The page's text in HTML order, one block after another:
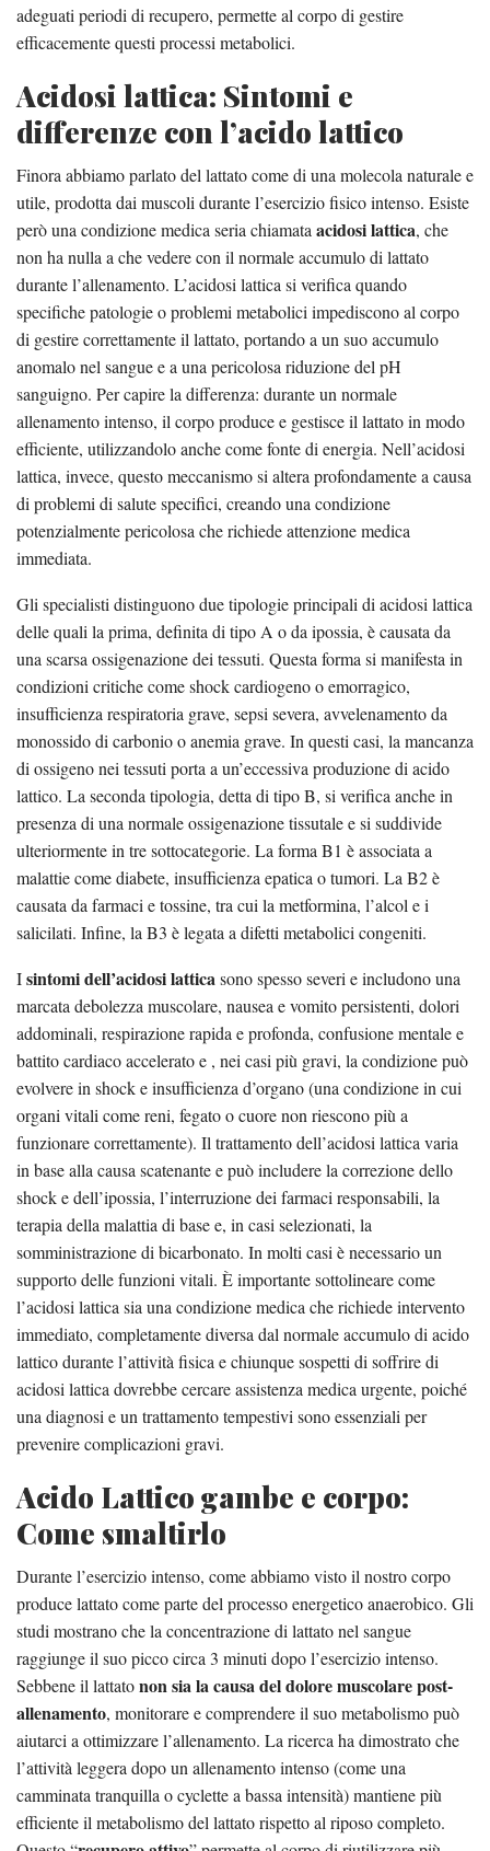
adeguati periodi di recupero, permette al corpo di gestire
efficacemente questi processi metabolici.
Acidosi lattica: Sintomi e
differenze con l’acido lattico
Finora abbiamo parlato del lattato come di una molecola naturale e
utile, prodotta dai muscoli durante l’esercizio fisico intenso. Esiste
però una condizione medica seria chiamata acidosi lattica, che
non ha nulla a che vedere con il normale accumulo di lattato
durante l’allenamento. L’acidosi lattica si verifica quando
specifiche patologie o problemi metabolici impediscono al corpo
di gestire correttamente il lattato, portando a un suo accumulo
anomalo nel sangue e a una pericolosa riduzione del pH
sanguigno. Per capire la differenza: durante un normale
allenamento intenso, il corpo produce e gestisce il lattato in modo
efficiente, utilizzandolo anche come fonte di energia. Nell’acidosi
lattica, invece, questo meccanismo si altera profondamente a causa
di problemi di salute specifici, creando una condizione
potenzialmente pericolosa che richiede attenzione medica
immediata.
Gli specialisti distinguono due tipologie principali di acidosi lattica
delle quali la prima, definita di tipo A o da ipossia, è causata da
una scarsa ossigenazione dei tessuti. Questa forma si manifesta in
condizioni critiche come shock cardiogeno o emorragico,
insufficienza respiratoria grave, sepsi severa, avvelenamento da
monossido di carbonio o anemia grave. In questi casi, la mancanza
di ossigeno nei tessuti porta a un’eccessiva produzione di acido
lattico. La seconda tipologia, detta di tipo B, si verifica anche in
presenza di una normale ossigenazione tissutale e si suddivide
ulteriormente in tre sottocategorie. La forma B1 è associata a
malattie come diabete, insufficienza epatica o tumori. La B2 è
causata da farmaci e tossine, tra cui la metformina, l’alcol e i
salicilati. Infine, la B3 è legata a difetti metabolici congeniti.
Isintomi dell’acidosi latticasono spesso severi e includono una
marcata debolezza muscolare, nausea e vomito persistenti, dolori
addominali, respirazione rapida e profonda, confusione mentale e
battito cardiaco accelerato e , nei casi più gravi, la condizione può
evolvere in shock e insufficienza d’organo (una condizione in cui
organi vitali come reni, fegato o cuore non riescono più a
funzionare correttamente). Il trattamento dell’acidosi lattica varia
in base alla causa scatenante e può includere la correzione dello
shock e dell’ipossia, l’interruzione dei farmaci responsabili, la
terapia della malattia di base e, in casi selezionati, la
somministrazione di bicarbonato. In molti casi è necessario un
supporto delle funzioni vitali. È importante sottolineare come
l’acidosi lattica sia una condizione medica che richiede intervento
immediato, completamente diversa dal normale accumulo di acido
lattico durante l’attività fisica e chiunque sospetti di soffrire di
acidosi lattica dovrebbe cercare assistenza medica urgente, poiché
una diagnosi e un trattamento tempestivi sono essenziali per
prevenire complicazioni gravi.
Acido Lattico gambe e corpo:
Come smaltirlo
Durante l’esercizio intenso, come abbiamo visto il nostro corpo
produce lattato come parte del processo energetico anaerobico. Gli
studi mostrano che la concentrazione di lattato nel sangue
raggiunge il suo picco circa 3 minuti dopo l’esercizio intenso.
Sebbene il lattatonon sia la causa del dolore muscolare post-
allenamento, monitorare e comprendere il suo metabolismo può
aiutarci a ottimizzare l’allenamento. La ricerca ha dimostrato che
l’attività leggera dopo un allenamento intenso (come una
camminata tranquilla o cyclette a bassa intensità) mantiene più
efficiente il metabolismo del lattato rispetto al riposo completo.